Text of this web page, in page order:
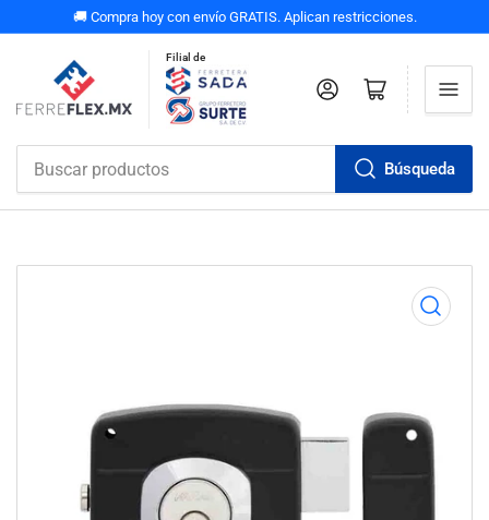
🚚 Compra hoy con envío GRATIS. Aplican restricciones.
Filial de
Búsqueda
Iniciar sesiónAbrir carrito pequeño
medios